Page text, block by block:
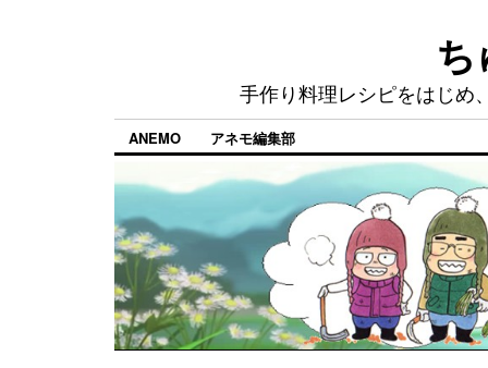
手作り料理レシピをはじめ
ANEMO アネモ編集部